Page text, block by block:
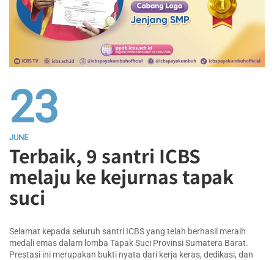
23
JUNE
Terbaik, 9 santri ICBS
melaju ke kejurnas tapak
suci
Selamat kepada seluruh santri ICBS yang telah berhasil meraih
medali emas dalam lomba Tapak Suci Provinsi Sumatera Barat.
Prestasi ini merupakan bukti nyata dari kerja keras, dedikasi, dan